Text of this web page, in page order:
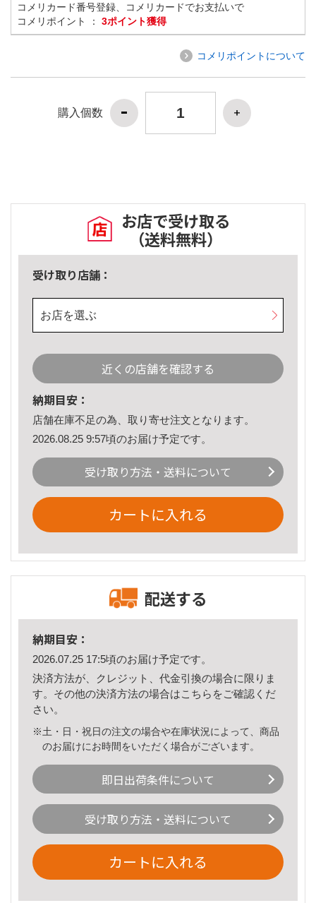
コメリカード番号登録、コメリカードでお支払いで
コメリポイント ： 3ポイント獲得
コメリポイントについて
購入個数
お店で受け取る
（送料無料）
受け取り店舗：
お店を選ぶ
近くの店舗を確認する
納期目安：
店舗在庫不足の為、取り寄せ注文となります。
2026.08.25 9:57頃のお届け予定です。
受け取り方法・送料について
カートに入れる
配送する
納期目安：
2026.07.25 17:5頃のお届け予定です。
決済方法が、クレジット、代金引換の場合に限りま
す。その他の決済方法の場合はこちら をご確認くだ
さい。
※土・日・祝日の注文の場合や在庫状況によって、商品
のお届けにお時間をいただく場合がございます。
即日出荷条件について
受け取り方法・送料について
カートに入れる